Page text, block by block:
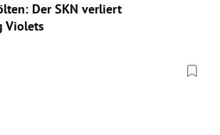
Der SKN verliert
Violets